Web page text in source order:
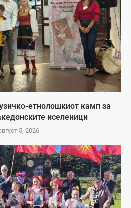
етнолошкиот камп за
иселеници
5, 2026